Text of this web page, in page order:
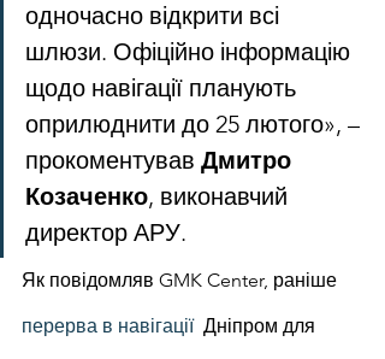
одночасно відкрити всі
шлюзи. Офіційно інформацію
щодо навігації планують
оприлюднити до 25 лютого», –
прокоментував Дмитро
Козаченко, виконавчий
директор АРУ.
Як повідомляв GMK Center, раніше
перерва в навігації
  Дніпром для